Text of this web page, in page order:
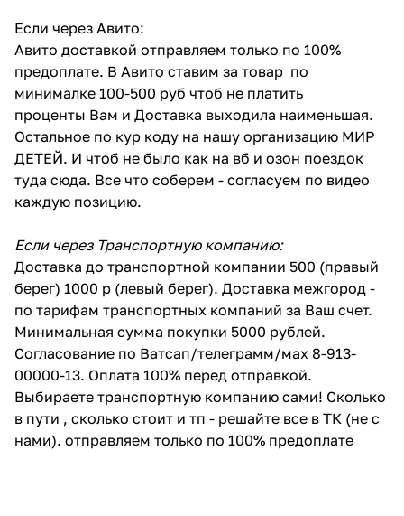
Если через Авито:
Авито доставкой отправляем только по 100%
предоплате. В Авито ставим за товар по
минималке 100-500 руб чтоб не платить
проценты Вам и Доставка выходила наименьшая.
Остальное по кур коду на нашу организацию МИР
ДЕТЕЙ. И чтоб не было как на вб и озон поездок
туда сюда. Все что соберем - согласуем по видео
каждую позицию.
Если через Транспортную компанию:
Доставка до транспортной компании 500 (правый
берег) 1000 р (левый берег). Доставка межгород -
по тарифам транспортных компаний за Ваш счет.
Минимальная сумма покупки 5000 рублей.
Согласование по Ватсап/телеграмм/мах 8-913-
00000-13. Оплата 100% перед отправкой.
Выбираете транспортную компанию сами! Сколько
в пути , сколько стоит и тп - решайте все в ТК (не с
нами). отправляем только по 100% предоплате